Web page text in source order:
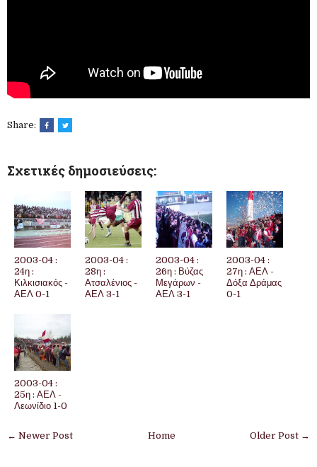
Share:
Σχετικές δημοσιεύσεις:
2003-04 :
24η :
Κιλκισιακός -
ΑΕΛ 0-1
2003-04 :
28η :
Ατσαλένιος -
ΑΕΛ 3-1
2003-04 :
26η : Βύζας
Μεγάρων -
ΑΕΛ 3-1
2003-04 :
27η : ΑΕΛ -
Δόξα Δράμας
0-1
2003-04 :
25η : ΑΕΛ -
Λεωνίδιο 1-0
← Newer Post Older Post →
Home